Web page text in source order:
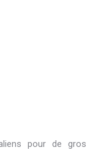
pour de gros